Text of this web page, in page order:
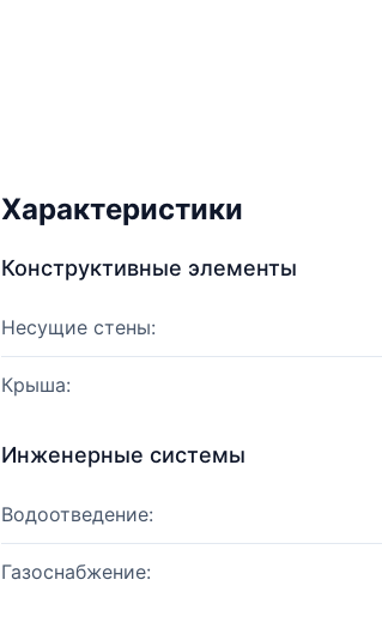
Характеристики
Конструктивные элементы
Несущие стены:
Крыша:
Инженерные системы
Водоотведение:
Газоснабжение: